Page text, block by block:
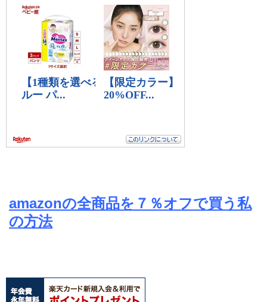
amazonの全商品を７％オフで買う私
の方法